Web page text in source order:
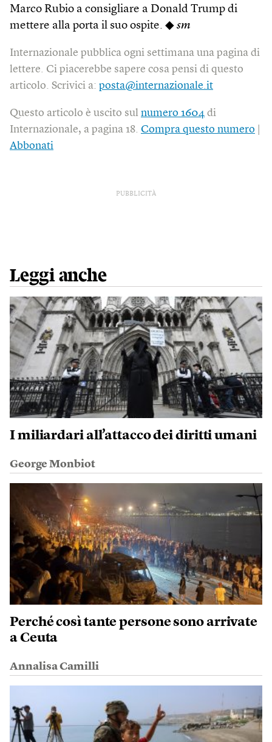
Marco Rubio a consigliare a Donald Trump di
mettere alla porta il suo ospite. ◆ sm
Internazionale pubblica ogni settimana una pagina di
lettere. Ci piacerebbe sapere cosa pensi di questo
articolo. Scrivici a: posta@internazionale.it
Questo articolo è uscito sul numero 1604 di
Internazionale, a pagina 18. Compra questo numero
Abbonati
PUBBLICITÀ
Leggi anche
I miliardari all’attacco dei diritti umani
George Monbiot
Perché così tante persone sono arrivate
a Ceuta
Annalisa Camilli